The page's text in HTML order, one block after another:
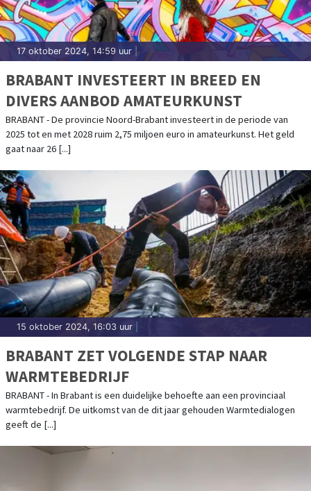
17 oktober 2024, 14:59 uur
BRABANT INVESTEERT IN BREED EN
DIVERS AANBOD AMATEURKUNST
BRABANT - De provincie Noord-Brabant investeert in de periode van
2025 tot en met 2028 ruim 2,75 miljoen euro in amateurkunst. Het geld
gaat naar 26 [...]
15 oktober 2024, 16:03 uur
BRABANT ZET VOLGENDE STAP NAAR
WARMTEBEDRIJF
BRABANT - In Brabant is een duidelijke behoefte aan een provinciaal
warmtebedrijf. De uitkomst van de dit jaar gehouden Warmtedialogen
geeft de [...]